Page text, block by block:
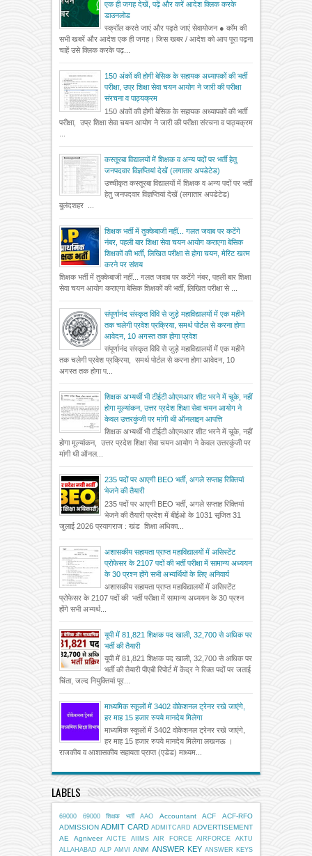
एक ही जगह देखें, पढ़ें और करें आदेश क्लिक करके
डाउनलोड
स्क्रॉल करते जाएं और पढ़ते जाएं सेवायोजन ● कॉम की
सभी खबरें और आदेश एक ही जगह। जिस खबर / आदेश को आप पूरा पढ़ना
चाहें उसे क्लिक करके पढ़...
150 अंकों की होगी बेसिक के सहायक अध्यापकों की भर्ती
परीक्षा, उप्र शिक्षा सेवा चयन आयोग ने जारी की परीक्षा
संरचना व पाठ्यक्रम
150 अंकों की होगी बेसिक के सहायक अध्यापकों की भर्ती
परीक्षा, उप्र शिक्षा सेवा चयन आयोग ने जारी की परीक्षा संरचना व पाठ्यक्रम
कस्तूरबा विद्यालयों में शिक्षक व अन्य पदों पर भर्ती हेतु
जनपदवार विज्ञप्तियां देखें (लगातार अपडेटेड)
उच्चीकृत कस्तूरबा विद्यालयों में शिक्षक व अन्य पदों पर भर्ती
हेतु जनपदवार विज्ञप्तियां देखें (लगातार अपडेटेड)
बुलंदशहर ...
शिक्षक भर्ती में तुक्केबाजी नहीं... गलत जवाब पर कटेंगे
नंबर, पहली बार शिक्षा सेवा चयन आयोग कराएगा बेसिक
शिक्षकों की भर्ती, लिखित परीक्षा से होगा चयन, मेरिट खत्म
करने पर संशय
शिक्षक भर्ती में तुक्केबाजी नहीं... गलत जवाब पर कटेंगे नंबर, पहली बार शिक्षा
सेवा चयन आयोग कराएगा बेसिक शिक्षकों की भर्ती, लिखित परीक्षा से ...
संपूर्णानंद संस्कृत विवि से जुड़े महाविद्यालयों में एक महीने
तक चलेगी प्रवेश प्रक्रिया, समर्थ पोर्टल से करना होगा
आवेदन, 10 अगस्त तक होगा प्रवेश
संपूर्णानंद संस्कृत विवि से जुड़े महाविद्यालयों में एक महीने
तक चलेगी प्रवेश प्रक्रिया, समर्थ पोर्टल से करना होगा आवेदन, 10
अगस्त तक होगा प...
शिक्षक अभ्यर्थी भी टीईटी ओएमआर शीट भरने में चूके, नहीं
होगा मूल्यांकन, उत्तर प्रदेश शिक्षा सेवा चयन आयोग ने
केवल उत्तरकुंजी पर मांगी थी ऑनलाइन आपत्ति
शिक्षक अभ्यर्थी भी टीईटी ओएमआर शीट भरने में चूके, नहीं
होगा मूल्यांकन, उत्तर प्रदेश शिक्षा सेवा चयन आयोग ने केवल उत्तरकुंजी पर
मांगी थी ऑनल...
235 पदों पर आएगी BEO भर्ती, अगले सप्ताह रिक्तियां
भेजने की तैयारी
235 पदों पर आएगी BEO भर्ती, अगले सप्ताह रिक्तियां
भेजने की तैयारी प्रदेश में बीईओ के 1031 सृजित 31
जुलाई 2026 प्रयागराज : खंड शिक्षा अधिका...
अशासकीय सहायता प्राप्त महाविद्यालयों में असिस्टेंट
प्रोफेसर के 2107 पदों की भर्ती परीक्षा में सामान्य अध्ययन
के 30 प्रश्न होंगे सभी अभ्यर्थियों के लिए अनिवार्य
अशासकीय सहायता प्राप्त महाविद्यालयों में असिस्टेंट
प्रोफेसर के 2107 पदों की भर्ती परीक्षा में सामान्य अध्ययन के 30 प्रश्न
होंगे सभी अभ्यर्थ...
यूपी में 81,821 शिक्षक पद खाली, 32,700 से अधिक पर
भर्ती की तैयारी
यूपी में 81,821 शिक्षक पद खाली, 32,700 से अधिक पर
भर्ती की तैयारी पीएबी रिपोर्ट में केंद्र ने रिक्त पदों पर जताई
चिंता, जल्द नियुक्तियां पूर...
माध्यमिक स्कूलों में 3402 वोकेशनल ट्रेनर रखे जाएंगे,
हर माह 15 हजार रुपये मानदेय मिलेगा
माध्यमिक स्कूलों में 3402 वोकेशनल ट्रेनर रखे जाएंगे,
हर माह 15 हजार रुपये मानदेय मिलेगा लखनऊ ।
राजकीय व आशासकीय सहायता प्राप्त (एडेड) माध्यम...
LABELS
69000 69000 शिक्षक भर्ती AAO Accountant ACF
ACF-RFO
ADMISSION ADMIT CARD ADMITCARD ADVERTISEMENT
AE
Agniveer AICTE AIIMS AIR FORCE AIRFORCE
AKTU
ALLAHABAD ALP AMVI ANM ANSWER KEY ANSWER KEYS